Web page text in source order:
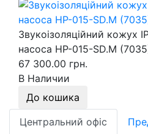
Звукоізоляційний кожух
насоса HP-015-SD.M
67 300.00 грн.
В Наличии
До кошика
Центральний офіс